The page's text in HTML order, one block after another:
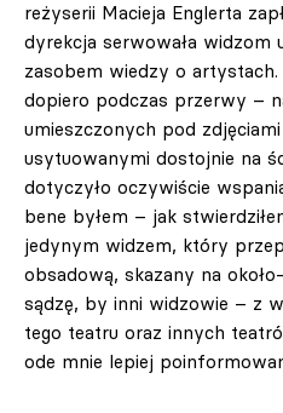
reżyserii Macieja Englerta
dyrekcja serwowała widzom
zasobem wiedzy o artystach.
dopiero podczas przerwy –
umieszczonych pod
usytuowanymi dostojnie na
dotyczyło oczywiście
bene byłem – jak
jedynym widzem, który
obsadową, skazany na
sądzę, by inni widzowie – z
tego teatru oraz innych
ode mnie lepiej